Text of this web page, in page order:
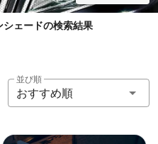
シェードの検索結果
並び順
おすすめ順